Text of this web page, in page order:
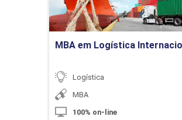
Principais Atividades e
10h
MBA em Logística
Logística
MBA
100% on-line
Ir para Inscrição